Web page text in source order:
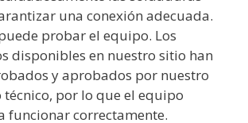
una conexión adecuada.
probar el equipo. Los
disponibles en nuestro sitio han
y aprobados por nuestro
por lo que el equipo
funcionar correctamente.